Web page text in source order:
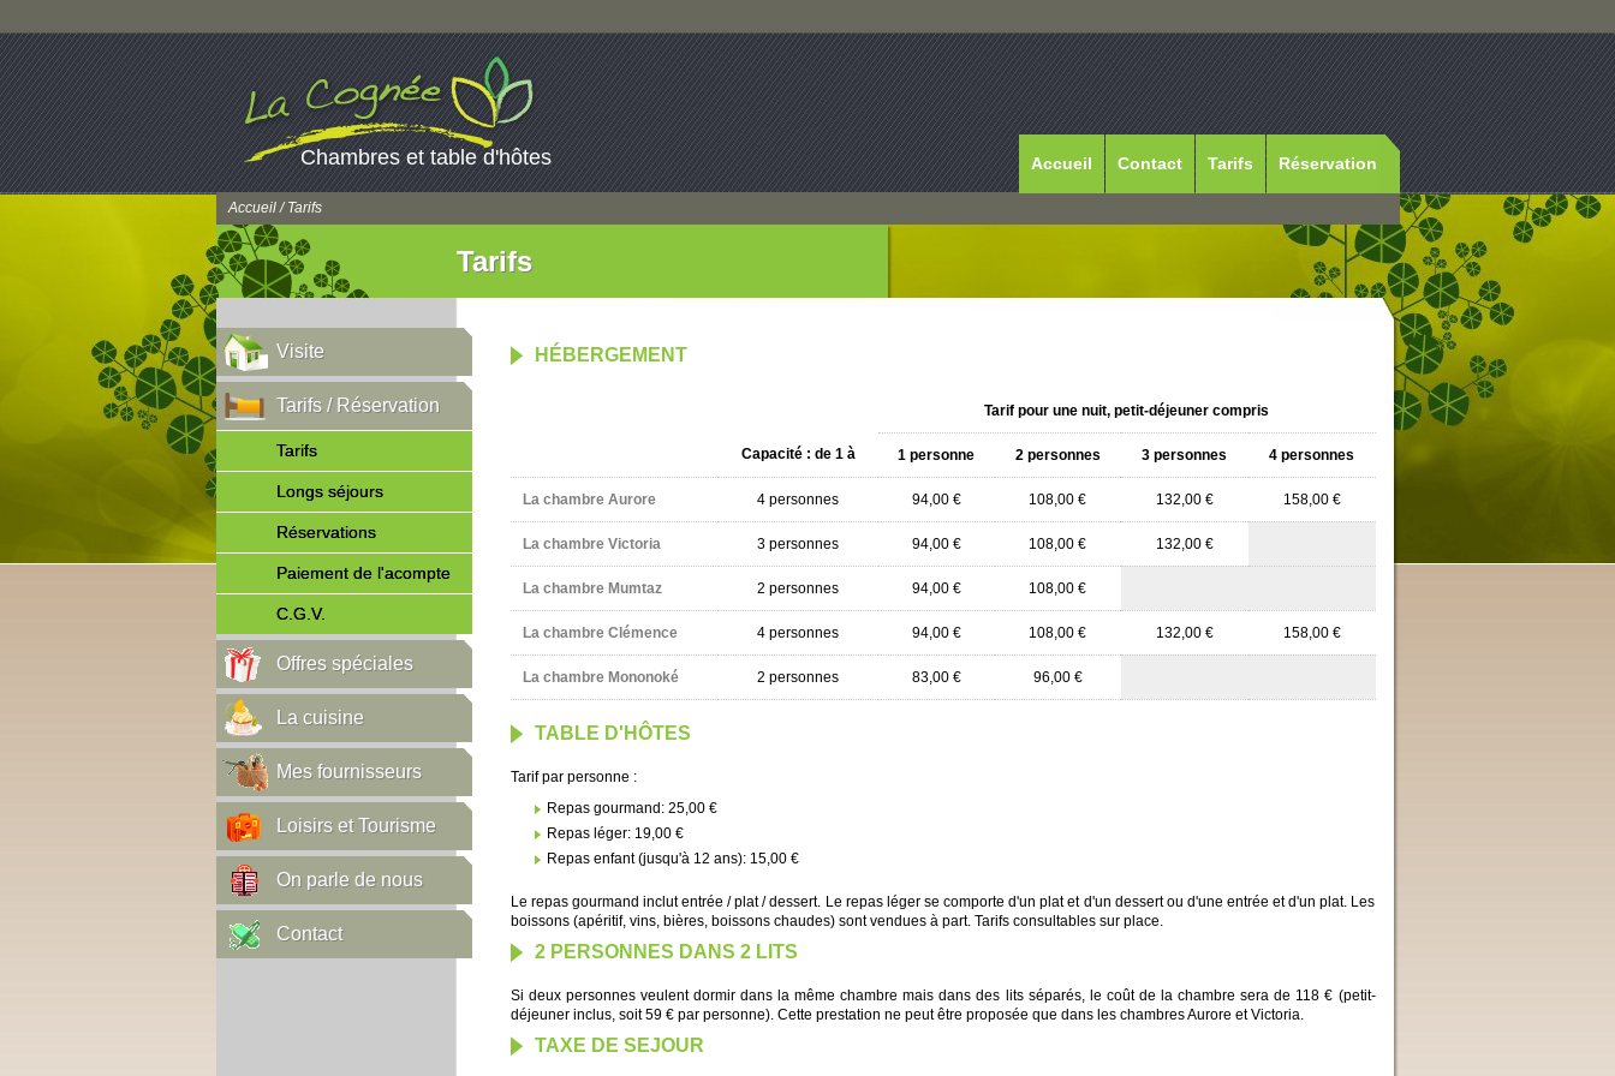
Chambres et table d'hôtes Accueil Contact Tarifs Réservation
Accueil/ Tarifs
Tarifs
Visite
Tarifs / Réservation
Tarifs
Longs séjours
Réservations
Paiement de l'acompte
C.G.V.
Offres spéciales
La cuisine
Mes fournisseurs
Loisirs et Tourisme
On parle de nous
Contact
HÉBERGEMENT
Tarif pour une nuit, petit-déjeuner compris
Capacité : de 1 à 1 personne 2 personnes 3 personnes 4 personnes
La chambre Aurore 4 personnes 94,00 € 108,00 € 132,00 € 158,00 €
La chambre Victoria 3 personnes 94,00 € 108,00 € 132,00 €
La chambre Mumtaz 2 personnes 94,00 € 108,00 €
La chambre Clémence 4 personnes 94,00 € 108,00 € 132,00 € 158,00 €
La chambre Mononoké 2 personnes 83,00 € 96,00 €
TABLE D'HÔTES
Tarif par personne :
Repas gourmand: 25,00 €
Repas léger: 19,00 €
Repas enfant (jusqu'à 12 ans): 15,00 €
Le repas gourmand inclut entrée / plat / dessert. Le repas léger se comporte d'un plat et d'un dessert ou d'une entrée et d'un plat. Les
boissons (apéritif, vins, bières, boissons chaudes) sont vendues à part. Tarifs consultables sur place.
2 PERSONNES DANS 2 LITS
Si deux personnes veulent dormir dans la même chambre mais dans des lits séparés, le coût de la chambre sera de 118 € (petit-
déjeuner inclus, soit 59 € par personne). Cette prestation ne peut être proposée que dans les chambres Aurore et Victoria.
TAXE DE SEJOUR